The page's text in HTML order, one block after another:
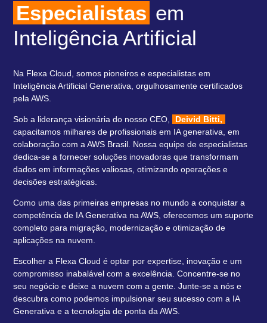
Especialistas em
Inteligência Artificial
Na Flexa Cloud, somos pioneiros e especialistas em
Inteligência Artificial Generativa, orgulhosamente certificados
pela AWS.
Sob a liderança visionária do nosso CEO,
Deivid Bitti,
capacitamos milhares de profissionais em IA generativa, em
colaboração com a AWS Brasil. Nossa equipe de especialistas
dedica-se a fornecer soluções inovadoras que transformam
dados em informações valiosas, otimizando operações e
decisões estratégicas.
Como uma das primeiras empresas no mundo a conquistar a
competência de IA Generativa na AWS, oferecemos um suporte
completo para migração, modernização e otimização de
aplicações na nuvem.
Escolher a Flexa Cloud é optar por expertise, inovação e um
compromisso inabalável com a excelência. Concentre-se no
seu negócio e deixe a nuvem com a gente. Junte-se a nós e
descubra como podemos impulsionar seu sucesso com a IA
Generativa e a tecnologia de ponta da AWS.